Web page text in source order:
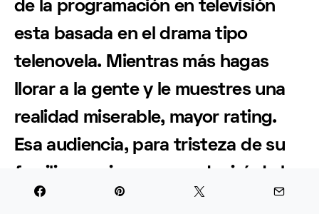
de la programación en televisión
esta basada en el drama tipo
telenovela. Mientras más hagas
llorar a la gente y le muestres una
realidad miserable, mayor rating.
Esa audiencia, para tristeza de su
familia y amigos se conducirá de la
misma manera, basando sus